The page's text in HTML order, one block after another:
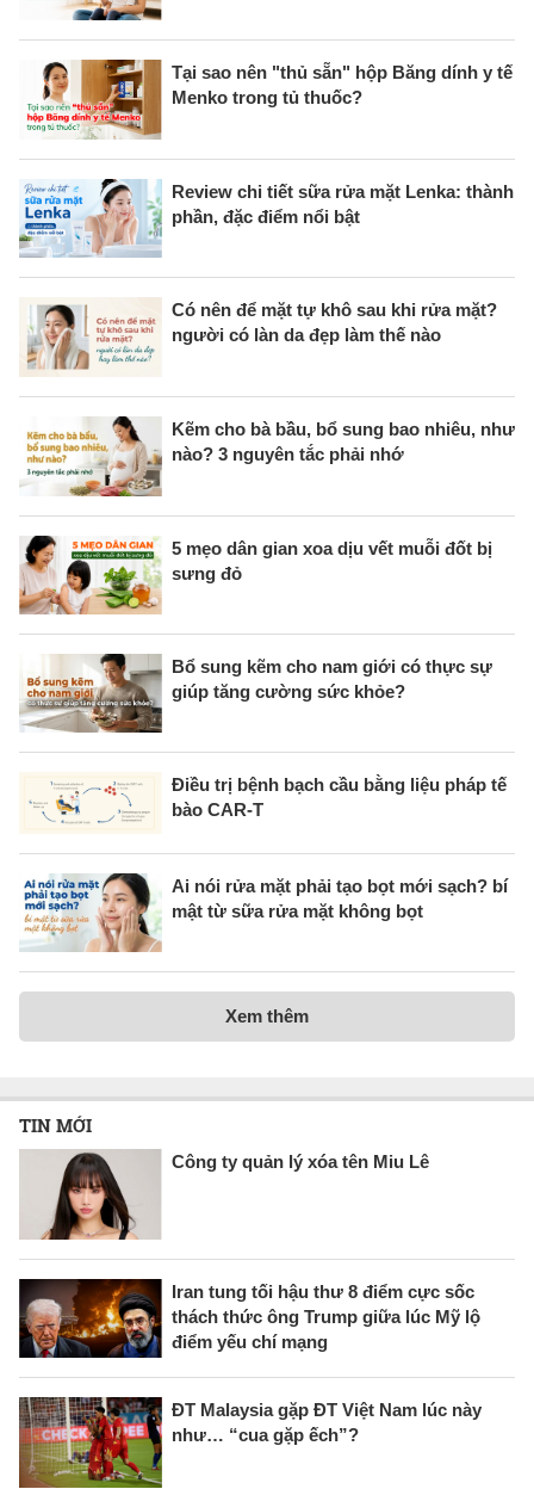
Tại sao nên "thủ sẵn" hộp Băng dính y tế
Menko trong tủ thuốc?
Review chi tiết sữa rửa mặt Lenka: thành
phần, đặc điểm nổi bật
Có nên để mặt tự khô sau khi rửa mặt?
người có làn da đẹp làm thế nào
Kẽm cho bà bầu, bổ sung bao nhiêu, như
nào? 3 nguyên tắc phải nhớ
5 mẹo dân gian xoa dịu vết muỗi đốt bị
sưng đỏ
Bổ sung kẽm cho nam giới có thực sự
giúp tăng cường sức khỏe?
Điều trị bệnh bạch cầu bằng liệu pháp tế
bào CAR-T
Ai nói rửa mặt phải tạo bọt mới sạch? bí
mật từ sữa rửa mặt không bọt
Xem thêm
TIN MỚI
Công ty quản lý xóa tên Miu Lê
Iran tung tối hậu thư 8 điểm cực sốc
thách thức ông Trump giữa lúc Mỹ lộ
điểm yếu chí mạng
ĐT Malaysia gặp ĐT Việt Nam lúc này
như… “cua gặp ếch”?